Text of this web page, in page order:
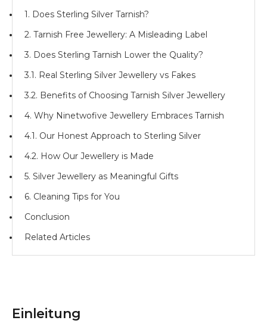
1. Does Sterling Silver Tarnish?
2. Tarnish Free Jewellery: A Misleading Label
3. Does Sterling Tarnish Lower the Quality?
3.1. Real Sterling Silver Jewellery vs Fakes
3.2. Benefits of Choosing Tarnish Silver Jewellery
4. Why Ninetwofive Jewellery Embraces Tarnish
4.1. Our Honest Approach to Sterling Silver
4.2. How Our Jewellery is Made
5. Silver Jewellery as Meaningful Gifts
6. Cleaning Tips for You
Conclusion
Related Articles
Einleitung